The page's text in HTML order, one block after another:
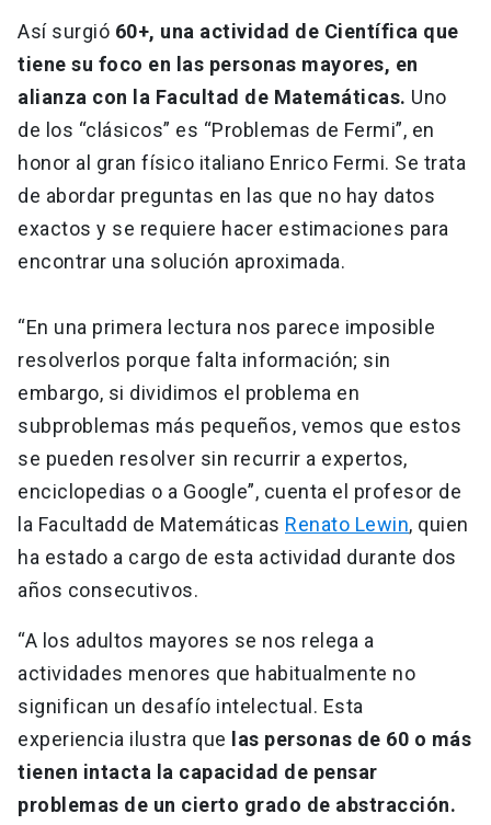
Así surgió 60+, una actividad de Científica que
tiene su foco en las personas mayores, en
alianza con la Facultad de Matemáticas. Uno
de los “clásicos” es “Problemas de Fermi”, en
honor al gran físico italiano Enrico Fermi. Se trata
de abordar preguntas en las que no hay datos
exactos y se requiere hacer estimaciones para
encontrar una solución aproximada.
“En una primera lectura nos parece imposible
resolverlos porque falta información; sin
embargo, si dividimos el problema en
subproblemas más pequeños, vemos que estos
se pueden resolver sin recurrir a expertos,
enciclopedias o a Google”, cuenta el profesor de
la Facultadd de Matemáticas Renato Lewin, quien
ha estado a cargo de esta actividad durante dos
años consecutivos.
“A los adultos mayores se nos relega a
actividades menores que habitualmente no
significan un desafío intelectual. Esta
experiencia ilustra que
las personas de 60 o más
tienen intacta la capacidad de pensar
problemas de un cierto grado de abstracción.